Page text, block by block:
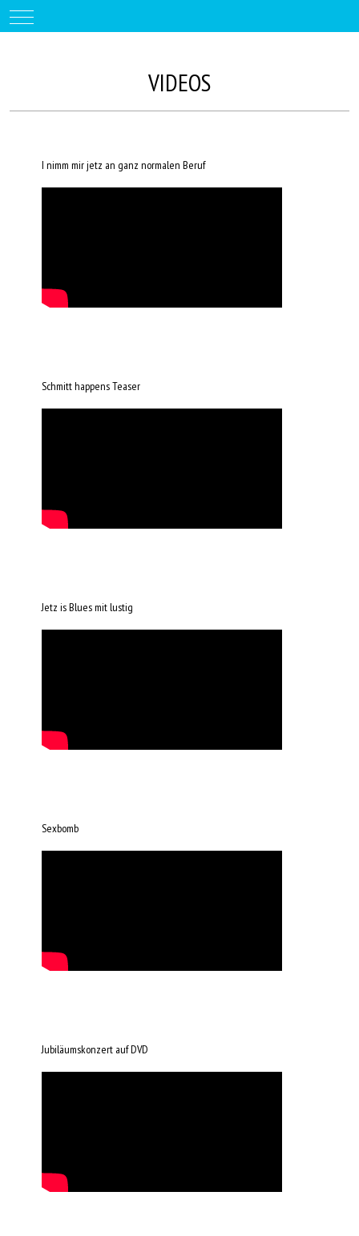
Mobile Menu Toggle
VIDEOS
I nimm mir jetz an ganz normalen Beruf
Schmitt happens Teaser
Jetz is Blues mit lustig
Sexbomb
Jubiläumskonzert auf DVD